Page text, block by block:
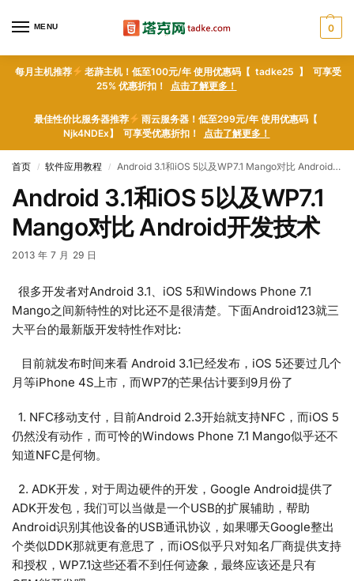
MENU 0
每月主机推荐
老薜主机！低至100元/年 使用优惠码【 tadke25 】 可享受
25% 优惠折扣！ 点击了解更多！
最佳性价比服务器推荐
雨云服务器！低至299元/年 使用优惠码【
Njk4NDEx】 可享受优惠折扣！ 点击了解更多！
首页 / 软件应用教程 / Android 3.1和iOS 5以及WP7.1 Mango对比 Android开发技术
Android 3.1和iOS 5以及WP7.1
Mango对比 Android开发技术
2013 年 7 月 29 日
很多开发者对Android 3.1、iOS 5和Windows Phone 7.1
Mango之间新特性的对比还不是很清楚。下面Android123就三
大平台的最新版开发特性作对比:
目前就发布时间来看 Android 3.1已经发布，iOS 5还要过几个
月等iPhone 4S上市，而WP7的芒果估计要到9月份了
1. NFC移动支付，目前Android 2.3开始就支持NFC，而iOS 5
仍然没有动作，而可怜的Windows Phone 7.1 Mango似乎还不
知道NFC是何物。
2. ADK开发，对于周边硬件的开发，Google Android提供了
ADK开发包，我们可以当做是一个USB的扩展辅助，帮助
Android识别其他设备的USB通讯协议，如果哪天Google整出
个类似DDK那就更有意思了，而iOS似乎只对知名厂商提供支持
和授权，WP7.1这些还看不到任何迹象，最终应该还是只有